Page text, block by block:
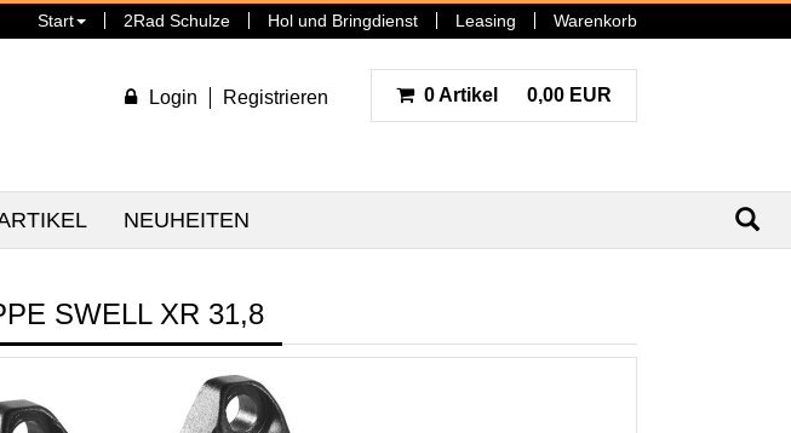
Start 2Rad Schulze Hol und Bringdienst Leasing Warenkorb
Login Registrieren 0 Artikel 0,00 EUR
NEUHEITEN
SWELL XR 31,8